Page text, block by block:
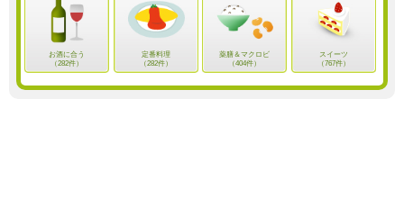
お酒に合う
（282件）
定番料理
（282件）
薬膳＆マクロビ
（404件）
スイーツ
（767件）